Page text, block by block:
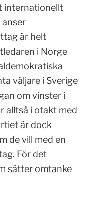
internationellt
anser
är helt
i Norge
väljare i Sverige
om vinster i
alltså i otakt med
är dock
de vill med en
För det
sätter omtanke